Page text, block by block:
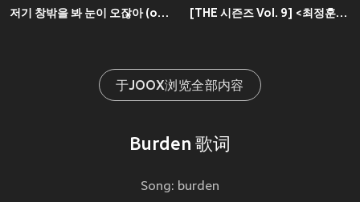
저기 창밖을 봐 눈이 오잖아 (over the window) [THE 시즌즈 Vol. 9] <최정훈의 밤의 공원> ReːWake x 박원 ([THE SEASONS Vol. 9] <Choi Jung Hoon's Midnight Park> ReːWake x PARK WON)
于JOOX浏览全部内容
Burden 歌词
Song: burden